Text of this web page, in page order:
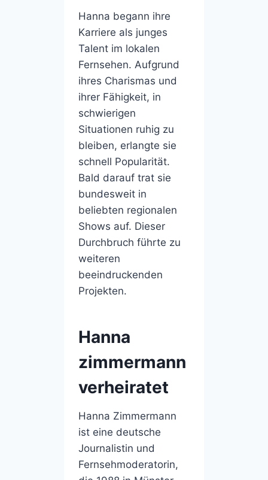
Hanna begann ihre
Karriere als junges
Talent im lokalen
Fernsehen. Aufgrund
ihres Charismas und
ihrer Fähigkeit, in
schwierigen
Situationen ruhig zu
bleiben, erlangte sie
schnell Popularität.
Bald darauf trat sie
bundesweit in
beliebten regionalen
Shows auf. Dieser
Durchbruch führte zu
weiteren
beeindruckenden
Projekten.
Hanna
zimmermann
verheiratet
Hanna Zimmermann
ist eine deutsche
Journalistin und
Fernsehmoderatorin,